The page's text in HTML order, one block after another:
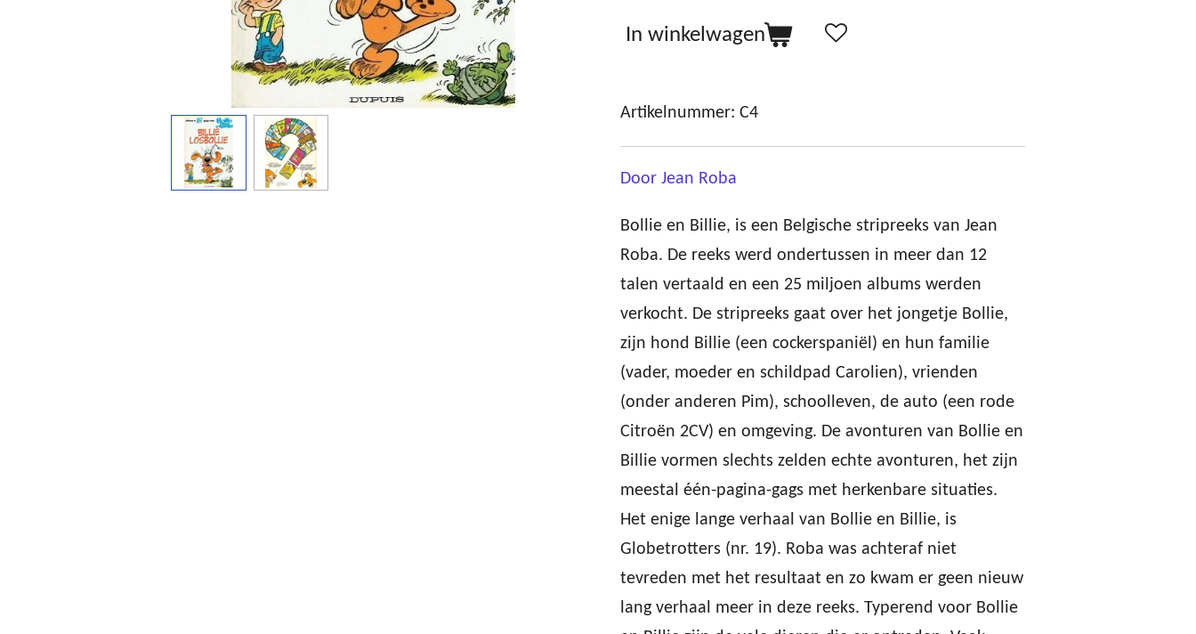
In winkelwagen
Artikelnummer: C4
Door Jean Roba
Bollie en Billie, is een Belgische stripreeks van Jean
Roba. De reeks werd ondertussen in meer dan 12
talen vertaald en een 25 miljoen albums werden
verkocht. De stripreeks gaat over het jongetje Bollie,
zijn hond Billie (een cockerspaniël) en hun familie
(vader, moeder en schildpad Carolien), vrienden
(onder anderen Pim), schoolleven, de auto (een rode
Citroën 2CV) en omgeving. De avonturen van Bollie en
Billie vormen slechts zelden echte avonturen, het zijn
meestal één-pagina-gags met herkenbare situaties.
Het enige lange verhaal van Bollie en Billie, is
Globetrotters (nr. 19). Roba was achteraf niet
tevreden met het resultaat en zo kwam er geen nieuw
lang verhaal meer in deze reeks. Typerend voor Bollie